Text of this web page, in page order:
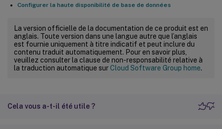
Configurer la haute disponibilité de base de données
La version officielle de la documentation de ce produit est en
anglais. Toute version dans une langue autre que l’anglais
est fournie uniquement à titre indicatif et peut inclure du
contenu traduit automatiquement. Pour en savoir plus,
veuillez consulter la clause de non-responsabilité relative à
la traduction automatique surCloud Software Group home.
Cela vous a-t-il été utile ?